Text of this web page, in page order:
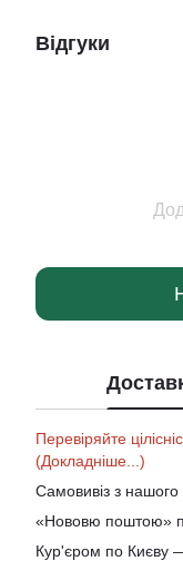
Відгуки
Перевіряйте
(Докладніше...)
Самовивіз з
«Нововю поштою»
Кур'єром по Києву